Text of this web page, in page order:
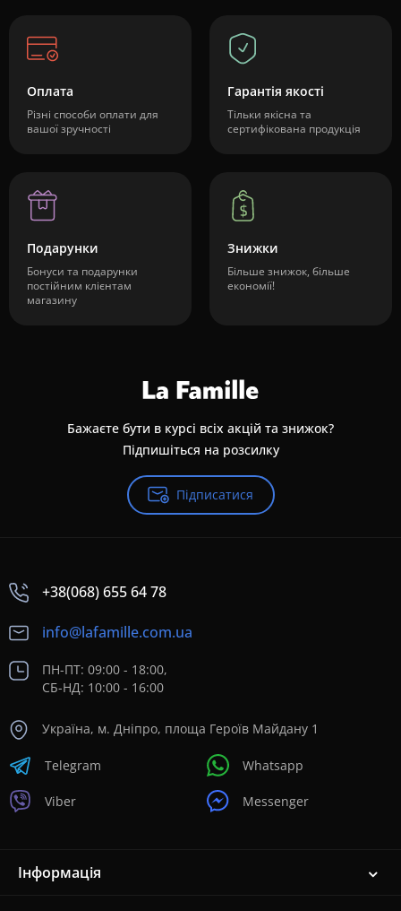
Оплата
Різні способи оплати для
вашої зручності
Гарантія якості
Тільки якісна та
сертифікована продукція
Подарунки
Бонуси та подарунки
постійним клієнтам
магазину
Знижки
Більше знижок, більше
економії!
Бажаєте бути в курсі всіх акцій та знижок?
Підпишіться на розсилку
Підписатися
+38(068) 655 64 78
info@lafamille.com.ua
ПН-ПТ: 09:00 - 18:00,
СБ-НД: 10:00 - 16:00
Україна, м. Дніпро, площа Героїв Майдану 1
Telegram
Viber
Whatsapp
Messenger
Інформація